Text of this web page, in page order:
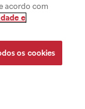
acordo com
e
os cookies